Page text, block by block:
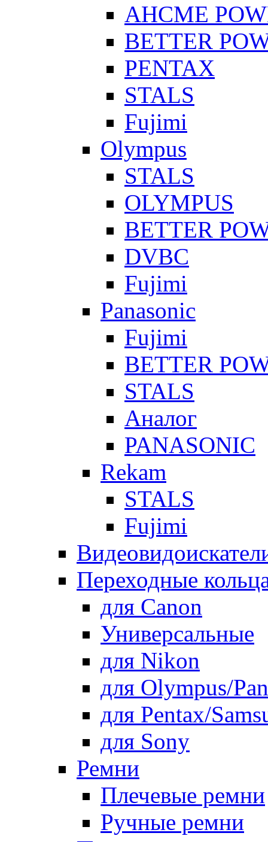
AHCME
BETTER
PENTAX
STALS
Fujimi
Olympus
STALS
OLYMPUS
BETTER
DVBC
Fujimi
Panasonic
Fujimi
BETTER
STALS
Аналог
PANASONIC
Rekam
STALS
Fujimi
Переходные
для Canon
Универсальные
для Nikon
для Olympus/
для Pentax/
для Sony
Ремни
Плечевые ремни
Ручные ремни